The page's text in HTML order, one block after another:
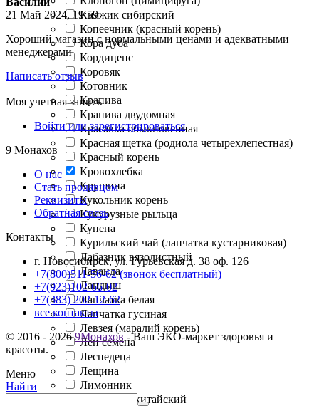
Княжик сибирский
Копеечник (красный корень)
Кора дуба
Кордицепс
Коровяк
Котовник
Крапива
Крапива двудомная
Красавка обыкновенная
Красная щетка (родиола четырехлепестная)
Красный корень
Кровохлебка
Крушина
Кукольник корень
Кукурузные рыльца
Купена
Курильский чай (лапчатка кустарниковая)
Лабазник вязолистный
Лаванда
Ландыш
Лапчатка белая
Лапчатка гусиная
Левзея (маралий корень)
Лен семена
Леспедеца
Лещина
Лимонник
Лимонник китайский
21 Май 2024, 19:59
Хороший магазин с нормальными ценами и адекватными
менеджерами
Написать отзыв
Моя учетная запись
Войти или зарегистрироваться
9 Монахов
О нас
Стать продавцом
Реквизиты
Обратная связь
Контакты
г. Новосибирск, ул. Гурьевская д. 38 оф. 126
+7(800)511-56-62 (звонок бесплатный)
+7(923)102-66-02
+7(383) 202-12-62
все контакты
© 2016 - 20269Монахов - Ваш ЭКО-маркет здоровья и
красоты.
Меню
Найти